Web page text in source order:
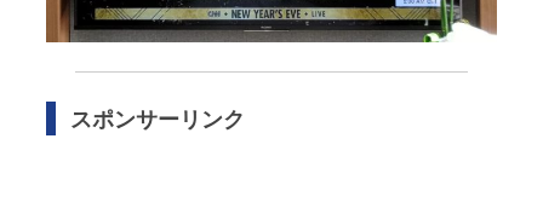
スポンサーリンク